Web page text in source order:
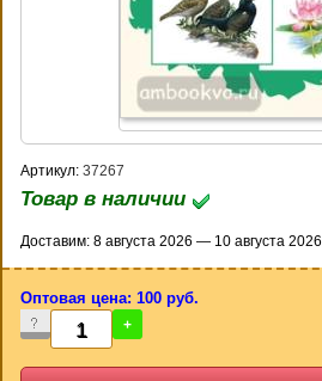
Артикул: 37267
Товар в наличии
Доставим: 8 августа 2026 — 10 августа 2026
Оптовая цена: 100 руб.
- +